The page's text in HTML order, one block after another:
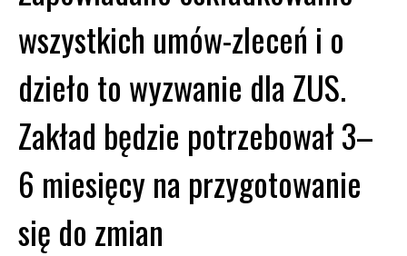
wszystkich umów-zleceń i o
dzieło to wyzwanie dla ZUS.
Zakład będzie potrzebował 3–
6 miesięcy na przygotowanie
się do zmian